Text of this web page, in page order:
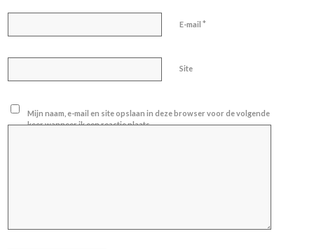
E-mail*
Site
Mijn naam, e-mail en site opslaan in deze browser voor de volgende
keer wanneer ik een reactie plaats.